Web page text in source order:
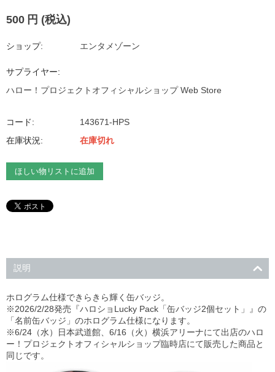
500 円 (税込)
ショップ: エンタメゾーン
サプライヤー:
ハロー！プロジェクトオフィシャルショップ Web Store
コード:
143671-HPS
在庫状況:
在庫切れ
ほしい物リストに追加
説明
ホログラム仕様できらきら輝く缶バッジ。
※2026/2/28発売『ハロショLucky Pack「缶バッジ2個セット」』の
「名前缶バッジ」のホログラム仕様になります。
※6/24（水）日本武道館、6/16（火）横浜アリーナにて出店のハロ
ー！プロジェクトオフィシャルショップ臨時店にて販売した商品と
同じです。